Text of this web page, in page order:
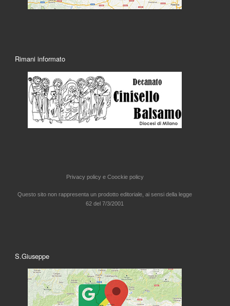
Rimani informato
Privacy policy e Coockie policy
Questo sito non rappresenta un prodotto editoriale, ai sensi della legge
62 del 7/3/2001
S.Giuseppe